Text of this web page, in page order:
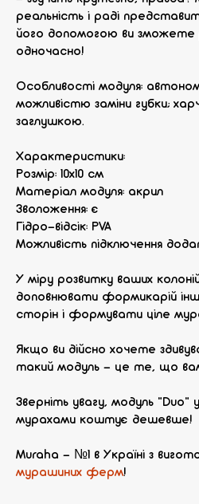
реальність і раді
його допомогою ви зможете
одночасно!
Особливості модуля:
можливістю заміни губки;
заглушкою.
Характеристики:
Розмір: 10х10 см
Матеріал модуля: акрил
Зволоження: є
Гідро-відсік: PVA
Можливість підключення
У міру розвитку ваших
доповнювати формикарій
сторін і формувати ціле
Якщо ви дійсно хочете
такий модуль - це те, що
Зверніть увагу, модуль "Duo"
мурахами коштує дешевше!
Muraha - №1 в Україні з
мурашиних ферм!